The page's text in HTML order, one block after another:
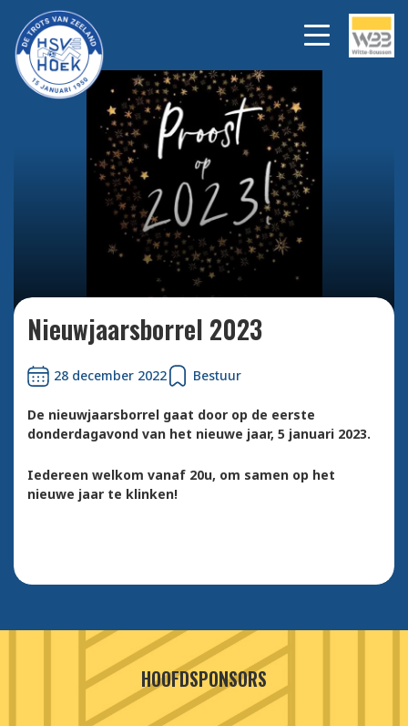
Bekijk alle foto's
Nieuwjaarsborrel 2023
28 december 2022 Bestuur
De nieuwjaarsborrel gaat door op de eerste
donderdagavond van het nieuwe jaar, 5 januari 2023.
Iedereen welkom vanaf 20u, om samen op het
nieuwe jaar te klinken!
HOOFDSPONSORS